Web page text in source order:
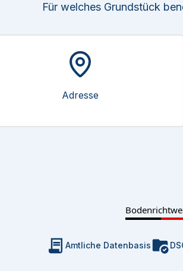
Für welches Grundstück
Adresse
Amtliche Datenbasis